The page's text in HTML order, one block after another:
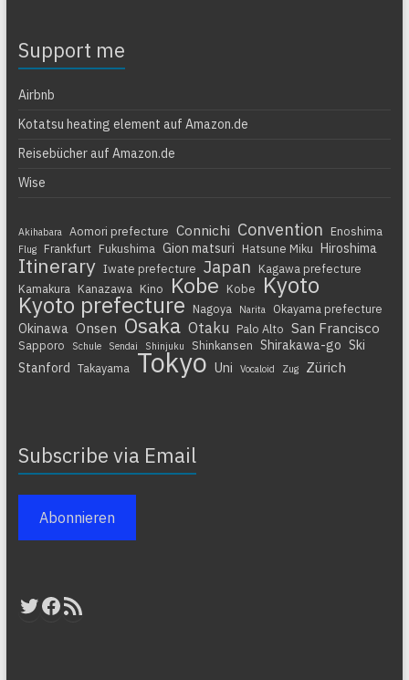
Support me
Airbnb
Kotatsu heating element auf Amazon.de
Reisebücher auf Amazon.de
Wise
Akihabara Aomori prefecture Connichi Convention Enoshima
Flug Frankfurt Fukushima Gion matsuri Hatsune Miku Hiroshima
Itinerary Iwate prefecture Japan
Kagawa prefecture
Kamakura Kanazawa Kino Kobe Kobe Kyoto
Kyoto prefecture Nagoya Narita Okayama prefecture
Okinawa Onsen Osaka Otaku Palo Alto San Francisco
Sapporo Schule Sendai Shinjuku Shinkansen Shirakawa-go Ski
Stanford
Takayama Tokyo Uni Vocaloid Zug Zürich
Subscribe via Email
Abonnieren
Twitter
Facebook
RSS-Feed